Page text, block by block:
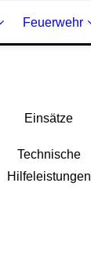
Feuerwehr
Einsätze
Technische
Hilfeleistungen